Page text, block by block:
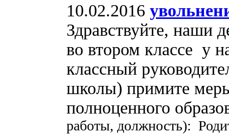
10.02.2016
Здравствуйте, наши
во втором классе у
классный
школы) примите
полноценного
работы, должность):